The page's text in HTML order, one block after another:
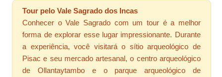
Tour pelo Vale Sagrado dos Incas
Conhecer o Vale Sagrado com um tour é a melhor
forma de explorar esse lugar impressionante. Durante
a experiência, você visitará o sítio arqueológico de
Pisac e seu mercado artesanal, o centro arqueológico
de Ollantaytambo e o parque arqueológico de